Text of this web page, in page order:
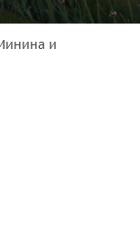
купеческий
нам
и Каганович.
и